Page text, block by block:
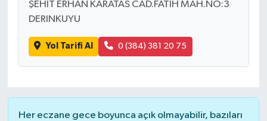
ŞEHİT ERHAN KARATAS CAD.FATİH MAH.NO:3
DERINKUYU
Yol Tarifi Al 0 (384) 381 20 75
Her eczane gece boyunca açık olmayabilir, bazıları